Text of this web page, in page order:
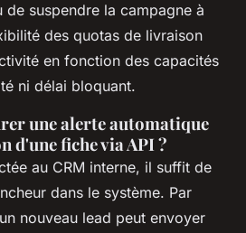
de suspendre la campagne à
des quotas de livraison
en fonction des capacités
ni délai bloquant.
une alerte automatique
d'une fiche via API ?
au CRM interne, il suffit de
dans le système. Par
nouveau lead peut envoyer